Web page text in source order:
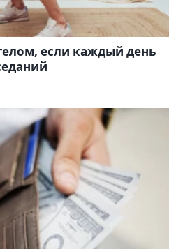
если каждый день